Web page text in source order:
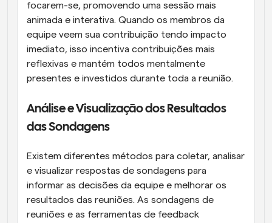
focarem-se, promovendo uma sessão mais
animada e interativa. Quando os membros da
equipe veem sua contribuição tendo impacto
imediato, isso incentiva contribuições mais
reflexivas e mantém todos mentalmente
presentes e investidos durante toda a reunião.
Análise e Visualização dos Resultados
das Sondagens
Existem diferentes métodos para coletar, analisar
e visualizar respostas de sondagens para
informar as decisões da equipe e melhorar os
resultados das reuniões. As sondagens de
reuniões e as ferramentas de feedback